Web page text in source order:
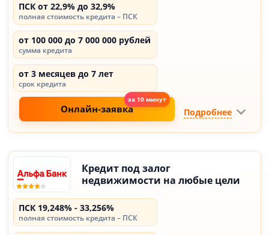
ПСК от 22,9% до 32,9%
полная стоимость кредита – ПСК
от 100 000 до 7 000 000 рублей
сумма кредита
от 3 месяцев до 7 лет
срок кредита
Онлайн-заявка Подробнее
Кредит под залог
недвижимости на любые цели
ПСК 19,248% - 33,256%
полная стоимость кредита – ПСК